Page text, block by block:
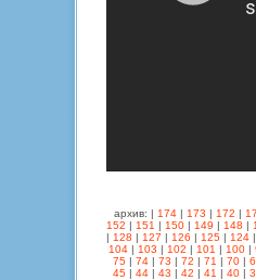
архив: | 174 | 173 | 172 |
152 | 151 | 150 | 149 | 148 |
| 128 | 127 | 126 | 125 | 124
104 | 103 | 102 | 101 | 100 |
75 |74 |73 |72 |71 |70 |
45 |44 |43 |42 |41 |40 |